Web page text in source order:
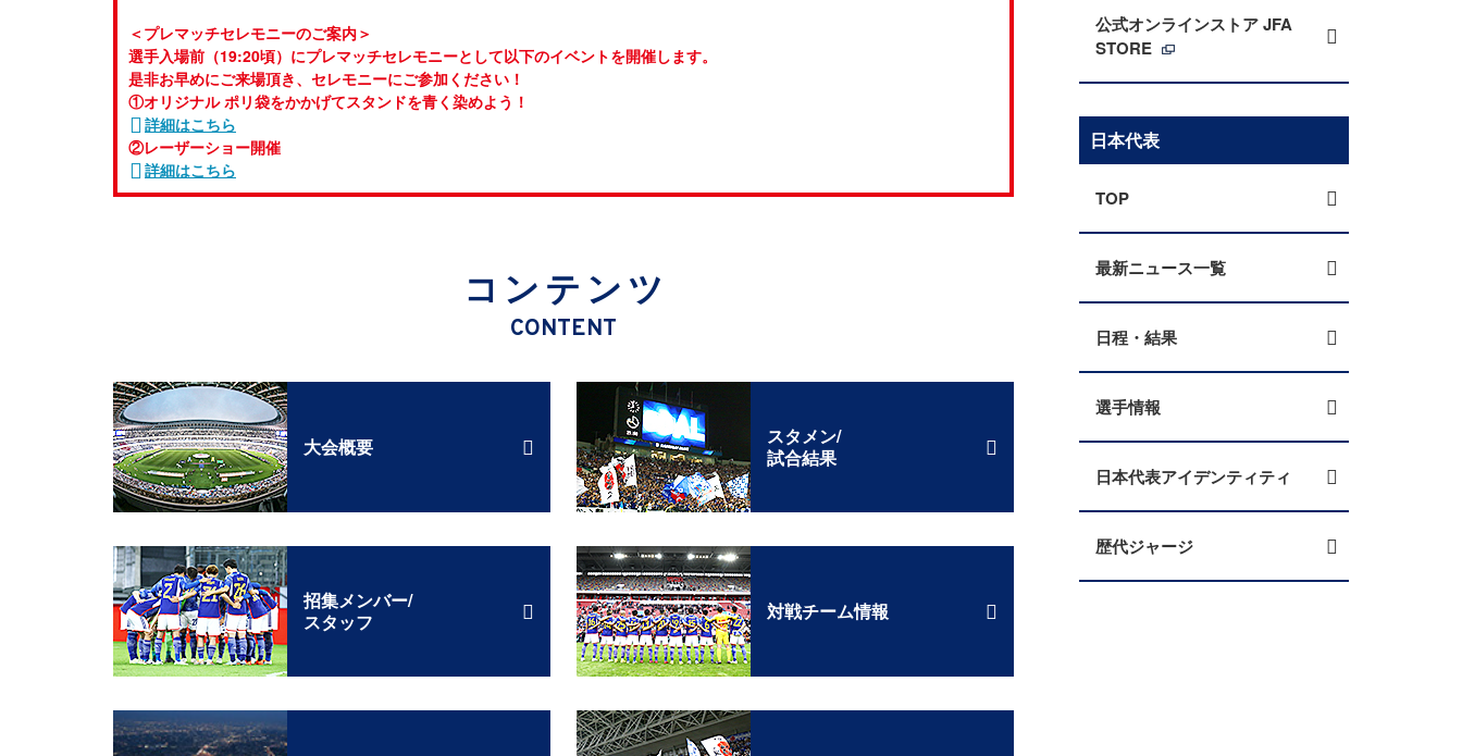
＜プレマッチセレモニーのご案内＞
選手入場前（19:20頃）にプレマッチセレモニーとして以下のイベントを開催します。
是非お早めにご来場頂き、セレモニーにご参加ください！
①オリジナル ポリ袋をかかげてスタンドを青く染めよう！
詳細はこちら
②レーザーショー開催
詳細はこちら
コンテンツ
CONTENT
大会概要
スタメン/
試合結果
招集メンバー/
スタッフ
対戦チーム情報
公式オンラインストア JFA
STORE
日本代表
TOP
最新ニュース一覧
日程・結果
選手情報
日本代表アイデンティティ
歴代ジャージ